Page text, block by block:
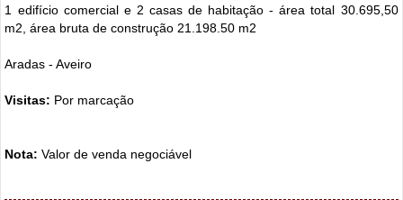
1 edifício comercial e 2 casas de habitação - área total 30.695,50
m2, área bruta de construção 21.198.50 m2
Aradas - Aveiro
Visitas: Por marcação
Nota:Valor de venda negociável